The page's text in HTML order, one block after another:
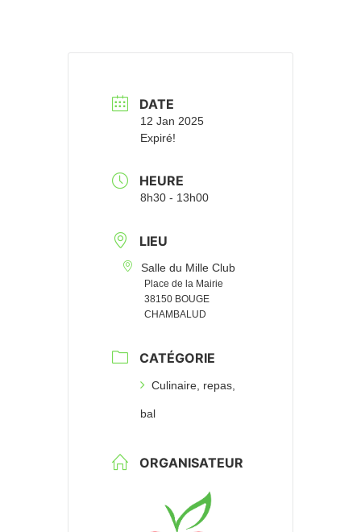
DATE
12 Jan 2025
Expiré!
HEURE
8h30 - 13h00
LIEU
Salle du Mille Club
Place de la Mairie
38150 BOUGE
CHAMBALUD
CATÉGORIE
Culinaire, repas,
bal
ORGANISATEUR